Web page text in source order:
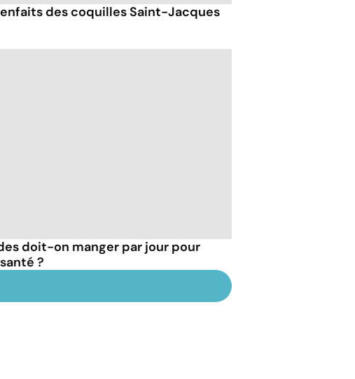
des coquilles Saint-Jacques
doit-on manger par jour pour
?